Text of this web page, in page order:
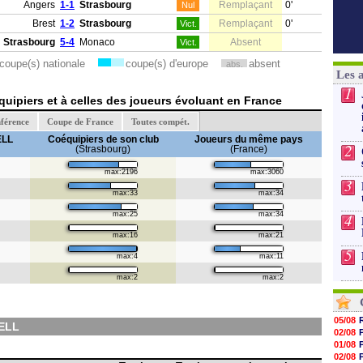
Angers 1-1 Strasbourg Nul Remplaçant
0'
Brest 1-2 Strasbourg Vict. Remplaçant
0'
Strasbourg 5-4 Monaco Vict. Absent
coupe(s) nationale coupe(s) d'europe abs. absent
et à celles des joueurs évoluant en France
Coupe de France Toutes compét.
Coéquipiers de son club
(Strasbourg)
Joueurs du même pays
(France)
max:2196 max:3060
max:33 max:34
max:25 max:34
max:16 max:21
max:4 max:11
max:2 max:2
Les
1
2
3
4
5
05/08
02/08
01/08
02/08